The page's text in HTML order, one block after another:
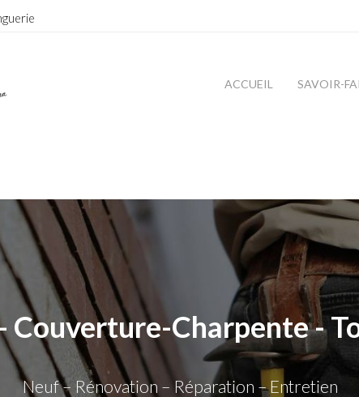
ACCUEIL SAVOIR-
Couverture-Charpente -
Neuf – Rénovation – Réparation – Entretien